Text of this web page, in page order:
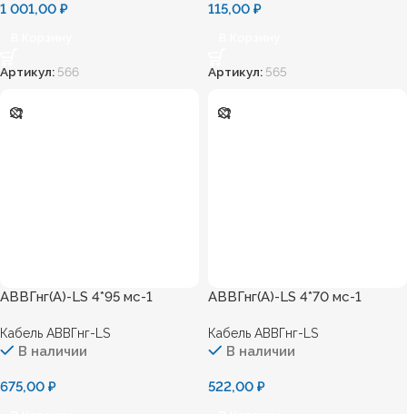
1 001,00 ₽
Артикул: 566
115,00 ₽
Артикул: 565
АВВГнг(А)-LS 4*95 мс-1
Кабель АВВГнг-LS
В наличии
675,00 ₽
АВВГнг(А)-LS 4*70 мс-1
Кабель АВВГнг-LS
В наличии
522,00 ₽